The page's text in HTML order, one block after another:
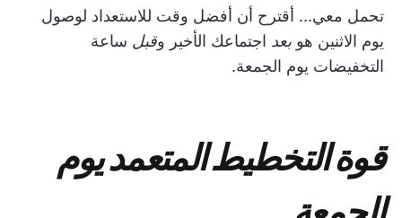
تحمل معي... أقترح أن أفضل وقت للاستعداد لوصول
يوم الاثنين هو بعد اجتماعك الأخير وقبل ساعة
التخفيضات يوم الجمعة.
قوة التخطيط المتعمد يوم